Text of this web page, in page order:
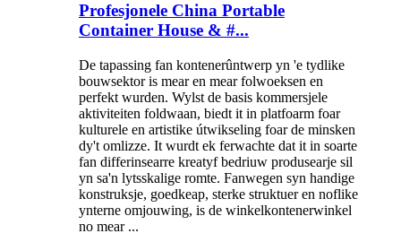
Profesjonele China Portable
Container House & #...
De tapassing fan kontenerûntwerp yn 'e tydlike
bouwsektor is mear en mear folwoeksen en
perfekt wurden. Wylst de basis kommersjele
aktiviteiten foldwaan, biedt it in platfoarm foar
kulturele en artistike útwikseling foar de minsken
dy't omlizze. It wurdt ek ferwachte dat it in soarte
fan differinsearre kreatyf bedriuw produsearje sil
yn sa'n lytsskalige romte. Fanwegen syn handige
konstruksje, goedkeap, sterke struktuer en noflike
ynterne omjouwing, is de winkelkontenerwinkel
no mear ...